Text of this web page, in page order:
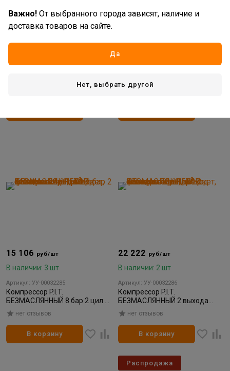
10 631
В наличии: 3 шт В наличии: 6 шт
о 8 бар за 1 мин) 24л 1500Вт 24
15 106 руб/шт
В наличии: 3 шт
Артикул: УУ-00032285
Компрессор P.I.T.
БЕЗМАСЛЯННЫЙ 8 бар 2 цил 1
вых пр.привод безмасл 24л
1500Вт 110л/мин 1/1
нет отзывов
В корзину
22 222 руб/шт
В наличии: 2 шт
Артикул: УУ-00032286
Компрессор P.I.T.
БЕЗМАСЛЯННЫЙ 2 выхода
европереход безмасл 50л
1500Вт 206л/мин 1/1
нет отзывов
В корзину
Распродажа
Важно! От выбранного города зависят, наличие и
доставка товаров на сайте.
Да
Нет, выбрать другой